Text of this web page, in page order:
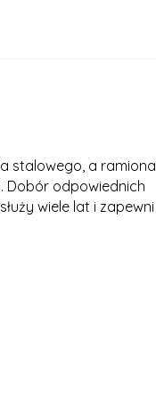
stalowego, a ramiona
Dobór odpowiednich
wiele lat i zapewni